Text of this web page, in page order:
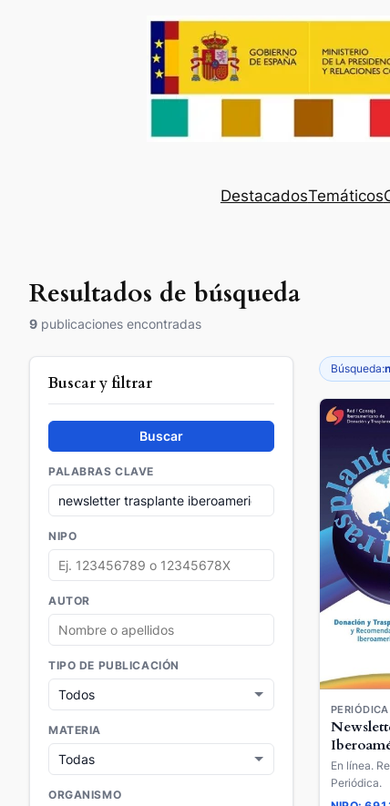
DestacadosTemáticos
Resultados de búsqueda
9 publicaciones encontradas
Buscar y filtrar
Buscar
PALABRAS CLAVE
NIPO
AUTOR
TIPO DE PUBLICACIÓN
MATERIA
ORGANISMO
Búsqueda:
En línea.
Periódica.